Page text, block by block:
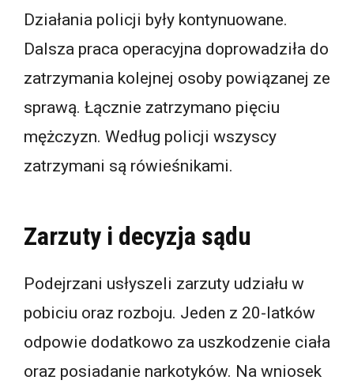
Działania policji były kontynuowane.
Dalsza praca operacyjna doprowadziła do
zatrzymania kolejnej osoby powiązanej ze
sprawą. Łącznie zatrzymano pięciu
mężczyzn. Według policji wszyscy
zatrzymani są rówieśnikami.
Zarzuty i decyzja sądu
Podejrzani usłyszeli zarzuty udziału w
pobiciu oraz rozboju. Jeden z 20-latków
odpowie dodatkowo za uszkodzenie ciała
oraz posiadanie narkotyków. Na wniosek